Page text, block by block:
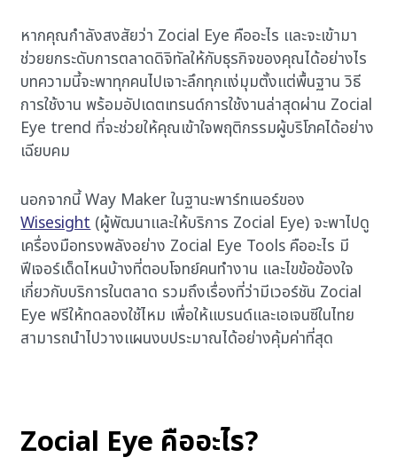
หากคุณกำลังสงสัยว่า Zocial Eye คืออะไร และจะเข้ามา
ช่วยยกระดับการตลาดดิจิทัลให้กับธุรกิจของคุณได้อย่างไร
บทความนี้จะพาทุกคนไปเจาะลึกทุกแง่มุมตั้งแต่พื้นฐาน วิธี
การใช้งาน พร้อมอัปเดตเทรนด์การใช้งานล่าสุดผ่าน Zocial
Eye trend ที่จะช่วยให้คุณเข้าใจพฤติกรรมผู้บริโภคได้อย่าง
เฉียบคม
นอกจากนี้ Way Maker ในฐานะพาร์ทเนอร์ของ
Wisesight(ผู้พัฒนาและให้บริการ Zocial Eye) จะพาไปดู
เครื่องมือทรงพลังอย่าง Zocial Eye Tools คืออะไร มี
ฟีเจอร์เด็ดไหนบ้างที่ตอบโจทย์คนทำงาน และไขข้อข้องใจ
เกี่ยวกับบริการในตลาด รวมถึงเรื่องที่ว่ามีเวอร์ชัน Zocial
Eye ฟรีให้ทดลองใช้ไหม เพื่อให้แบรนด์และเอเจนซีในไทย
สามารถนำไปวางแผนงบประมาณได้อย่างคุ้มค่าที่สุด
Zocial Eye คืออะไร?